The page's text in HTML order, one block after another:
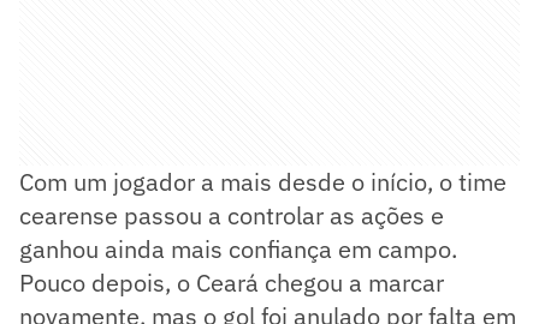
Com um jogador a mais desde o início, o time
cearense passou a controlar as ações e
ganhou ainda mais confiança em campo.
Pouco depois, o Ceará chegou a marcar
novamente, mas o gol foi anulado por falta em